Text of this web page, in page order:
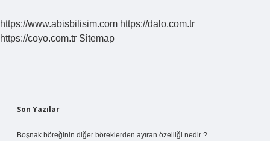
https://www.abisbilisim.com https://dalo.com.tr
https://coyo.com.tr Sitemap
Sidebar
Son Yazılar
Boşnak böreğinin diğer böreklerden ayıran özelliği nedir ?